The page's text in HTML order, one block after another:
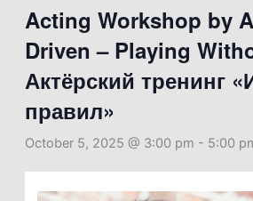
Acting Workshop by
Driven – Playing
Актёрский тренинг
правил»
October 5, 2025 @ 3:00 pm - 5:00